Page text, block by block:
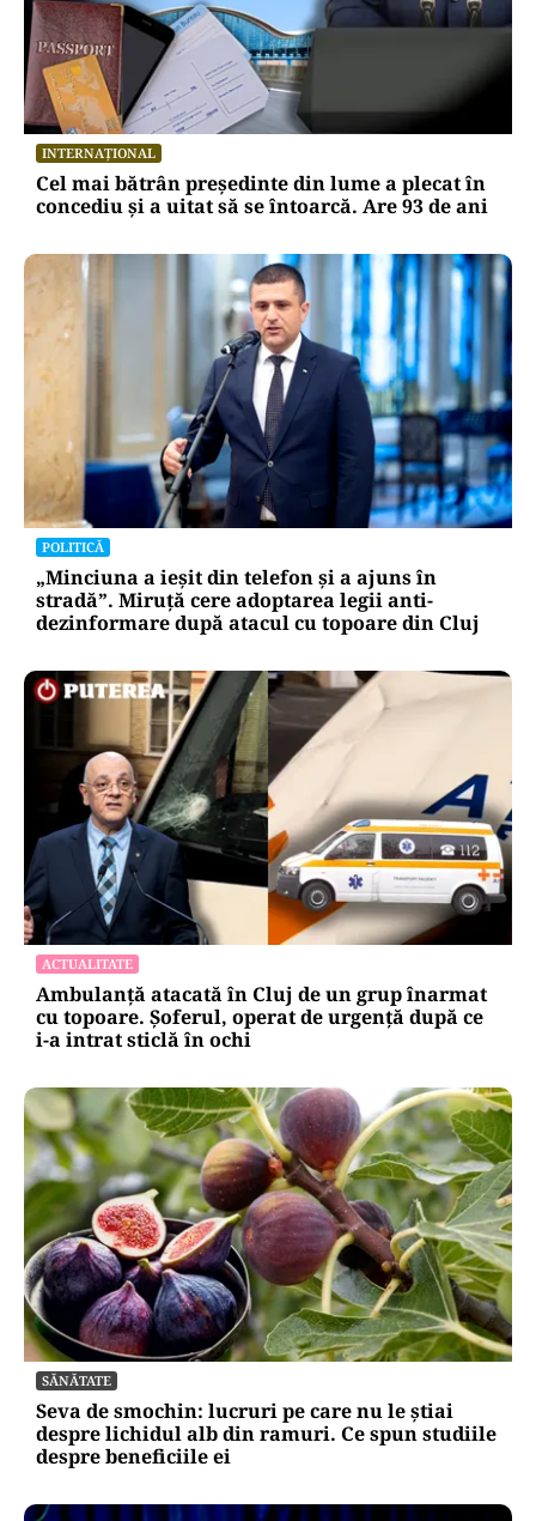
INTERNAȚIONAL
Cel mai bătrân președinte din lume a plecat în
concediu și a uitat să se întoarcă. Are 93 de ani
POLITICĂ
„Minciuna a ieșit din telefon și a ajuns în
stradă”. Miruță cere adoptarea legii anti-
dezinformare după atacul cu topoare din Cluj
ACTUALITATE
Ambulanță atacată în Cluj de un grup înarmat
cu topoare. Șoferul, operat de urgență după ce
i-a intrat sticlă în ochi
SĂNĂTATE
Seva de smochin: lucruri pe care nu le știai
despre lichidul alb din ramuri. Ce spun studiile
despre beneficiile ei